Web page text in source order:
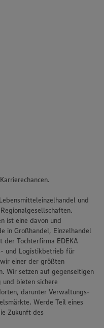
und
ist eine davon und
in Großhandel, Einzelhandel
Tochterfirma EDEKA
und Logistikbetrieb für
einer der größten
Wir setzen auf gegenseitigen
bieten sichere
darunter Verwaltungs-
Werde Teil eines
Zukunft des